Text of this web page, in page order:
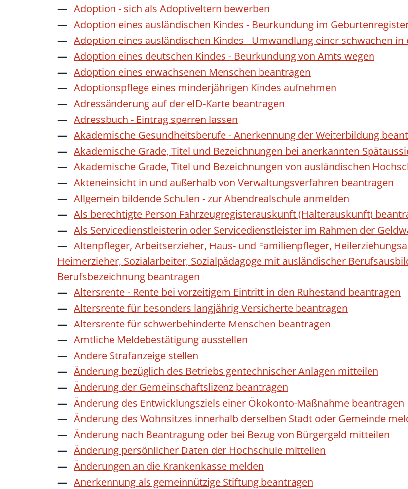
Adoption - sich als Adoptiveltern bewerben
Adoption eines ausländischen Kindes - Beurkundung im
Adoption eines ausländischen Kindes - Umwandlung einer schwachen
Adoption eines deutschen Kindes - Beurkundung von Amts wegen
Adoption eines erwachsenen Menschen beantragen
Adoptionspflege eines minderjährigen Kindes aufnehmen
Adressänderung auf der eID-Karte beantragen
Adressbuch - Eintrag sperren lassen
Akademische Gesundheitsberufe - Anerkennung der Weiterbildung
Akademische Grade, Titel und Bezeichnungen bei anerkannten
Akademische Grade, Titel und Bezeichnungen von ausländischen
Akteneinsicht in und außerhalb von Verwaltungsverfahren beantragen
Allgemein bildende Schulen - zur Abendrealschule anmelden
Als berechtigte Person Fahrzeugregisterauskunft (Halterauskunft)
Als Servicedienstleisterin oder Servicedienstleister im Rahmen der
Altenpfleger, Arbeitserzieher, Haus- und Familienpfleger,
Heimerzieher, Sozialarbeiter, Sozialpädagoge mit ausländischer
Berufsbezeichnung beantragen
Altersrente - Rente bei vorzeitigem Eintritt in den Ruhestand beantragen
Altersrente für besonders langjährig Versicherte beantragen
Altersrente für schwerbehinderte Menschen beantragen
Amtliche Meldebestätigung ausstellen
Andere Strafanzeige stellen
Änderung bezüglich des Betriebs gentechnischer Anlagen mitteilen
Änderung der Gemeinschaftslizenz beantragen
Änderung des Entwicklungsziels einer Ökokonto-Maßnahme beantragen
Änderung des Wohnsitzes innerhalb derselben Stadt oder Gemeinde
Änderung nach Beantragung oder bei Bezug von Bürgergeld mitteilen
Änderung persönlicher Daten der Hochschule mitteilen
Änderungen an die Krankenkasse melden
Anerkennung als gemeinnützige Stiftung beantragen